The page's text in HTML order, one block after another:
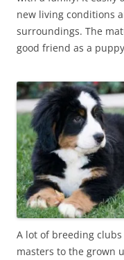
new living conditions
surroundings. The
good friend as a
A lot of breeding
masters to the grown